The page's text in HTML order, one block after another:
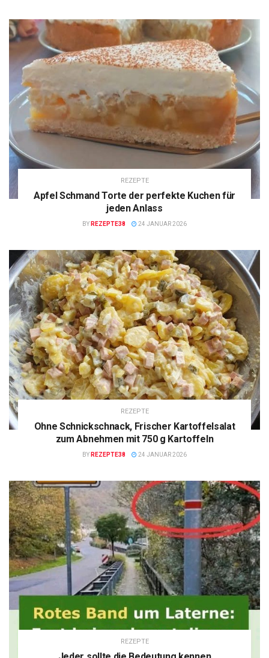
REZEPTE
Apfel Schmand Torte der perfekte Kuchen für
jeden Anlass
BY REZEPTE38 24 JANUAR 2026
REZEPTE
Ohne Schnickschnack, Frischer Kartoffelsalat
zum Abnehmen mit 750 g Kartoffeln
BY REZEPTE38 24 JANUAR 2026
REZEPTE